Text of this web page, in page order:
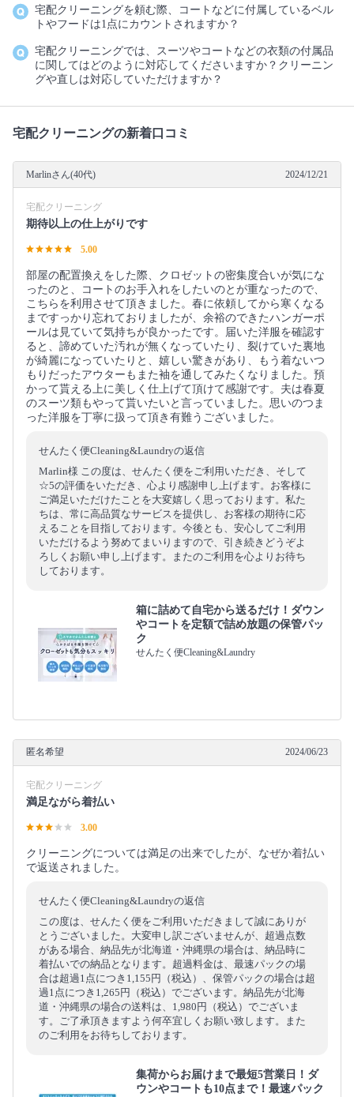
宅配クリーニングを頼む際、コートなどに付属しているベル
トやフードは1点にカウントされますか？
宅配クリーニングでは、スーツやコートなどの衣類の付属品
に関してはどのように対応してくださいますか？クリーニン
グや直しは対応していただけますか？
宅配クリーニングの新着口コミ
Marlinさん(40代) 2024/12/21
宅配クリーニング
期待以上の仕上がりです
5.00
部屋の配置換えをした際、クロゼットの密集度合いが気にな
ったのと、コートのお手入れをしたいのとが重なったので、
こちらを利用させて頂きました。春に依頼してから寒くなる
まですっかり忘れておりましたが、余裕のできたハンガーポ
ールは見ていて気持ちが良かったです。届いた洋服を確認す
ると、諦めていた汚れが無くなっていたり、裂けていた裏地
が綺麗になっていたりと、嬉しい驚きがあり、もう着ないつ
もりだったアウターもまた袖を通してみたくなりました。預
かって貰える上に美しく仕上げて頂けて感謝です。夫は春夏
のスーツ類もやって貰いたいと言っていました。思いのつま
った洋服を丁寧に扱って頂き有難うございました。
せんたく便Cleaning&Laundryの返信
Marlin様 この度は、せんたく便をご利用いただき、そして
☆5の評価をいただき、心より感謝申し上げます。お客様に
ご満足いただけたことを大変嬉しく思っております。私た
ちは、常に高品質なサービスを提供し、お客様の期待に応
えることを目指しております。今後とも、安心してご利用
いただけるよう努めてまいりますので、引き続きどうぞよ
ろしくお願い申し上げます。またのご利用を心よりお待ち
しております。
箱に詰めて自宅から送るだけ！ダウン
やコートを定額で詰め放題の保管パッ
ク
せんたく便Cleaning&Laundry
匿名希望 2024/06/23
宅配クリーニング
満足ながら着払い
3.00
クリーニングについては満足の出来でしたが、なぜか着払い
で返送されました。
せんたく便Cleaning&Laundryの返信
この度は、せんたく便をご利用いただきまして誠にありが
とうございました。大変申し訳ございませんが、超過点数
がある場合、納品先が北海道・沖縄県の場合は、納品時に
着払いでの納品となります。超過料金は、最速パックの場
合は超過1点につき1,155円（税込）、保管パックの場合は超
過1点につき1,265円（税込）でございます。納品先が北海
道・沖縄県の場合の送料は、1,980円（税込）でございま
す。ご了承頂きますよう何卒宜しくお願い致します。また
のご利用をお待ちしております。
集荷からお届けまで最短5営業日！ダ
ウンやコートも10点まで！最速パック